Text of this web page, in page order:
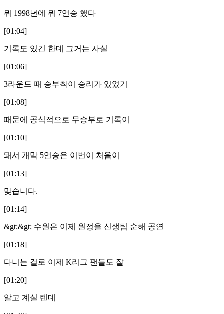
뭐 1998년에 뭐 7연승 했다
[01:04]
기록도 있긴 한데 그거는 사실
[01:06]
3라운드 때 승부착이 승리가 있었기
[01:08]
때문에 공식적으로 무승부로 기록이
[01:10]
돼서 개막 5연승은 이번이 처음이
[01:13]
맞습니다.
[01:14]
&gt;&gt; 수원은 이제 원정을 신생팀 순해 공연
[01:18]
다니는 걸로 이제 K리그 팬들도 잘
[01:20]
알고 계실 텐데